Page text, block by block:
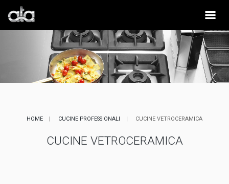
HOME CUCINE PROFESSIONALI CUCINE VETROCERAMICA
CUCINE VETROCERAMICA